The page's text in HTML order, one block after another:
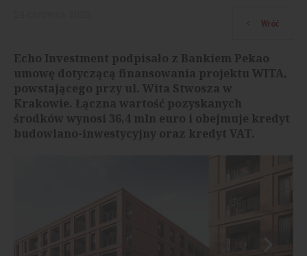
Wróć
Echo Investment podpisało z Bankiem Pekao
umowę dotyczącą finansowania projektu WITA,
powstającego przy ul. Wita Stwosza w
Krakowie. Łączna wartość pozyskanych
środków wynosi 36,4 mln euro i obejmuje kredyt
budowlano-inwestycyjny oraz kredyt VAT.